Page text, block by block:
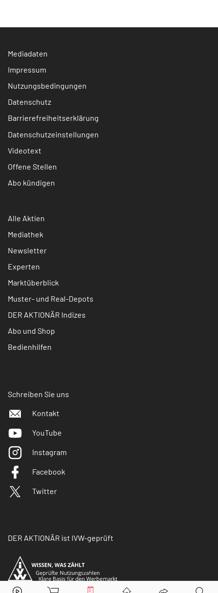
Mediadaten
Impressum
Nutzungsbedingungen
Datenschutz
Barrierefreiheitserklärung
Datenschutzeinstellungen
Videotext
Offene Stellen
Abo kündigen
Alle Aktien
Mediathek
Newsletter
Experten
Marktüberblick
Muster- und Real-Depots
DER AKTIONÄR Indizes
Abo und Shop
Bedienhilfen
Schreiben Sie uns
Kontakt
YouTube
Instagram
Facebook
Twitter
DER AKTIONÄR ist IVW-geprüft